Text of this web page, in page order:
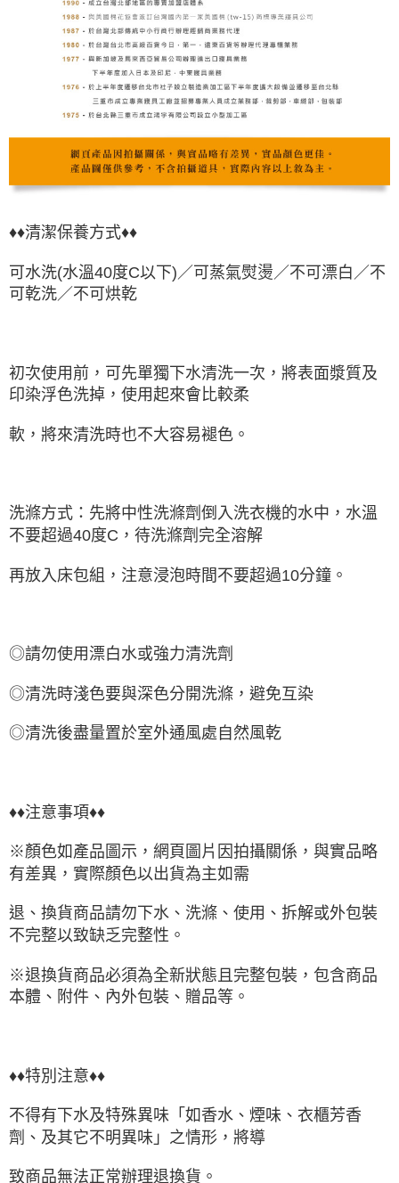
♦♦清潔保養方式♦♦
可水洗(水溫40度C以下)／可蒸氣熨燙／不可漂白／不
可乾洗／不可烘乾
初次使用前，可先單獨下水清洗一次，將表面漿質及
印染浮色洗掉，使用起來會比較柔
軟，將來清洗時也不大容易褪色。
洗滌方式：先將中性洗滌劑倒入洗衣機的水中，水溫
不要超過40度C，待洗滌劑完全溶解
再放入床包組，注意浸泡時間不要超過10分鐘。
◎請勿使用漂白水或強力清洗劑
◎清洗時淺色要與深色分開洗滌，避免互染
◎清洗後盡量置於室外通風處自然風乾
♦♦注意事項♦♦
※顏色如產品圖示，網頁圖片因拍攝關係，與實品略
有差異，實際顏色以出貨為主如需
退、換貨商品請勿下水、洗滌、使用、拆解或外包裝
不完整以致缺乏完整性。
※退換貨商品必須為全新狀態且完整包裝，包含商品
本體、附件、內外包裝、贈品等。
♦♦特別注意♦♦
不得有下水及特殊異味「如香水、煙味、衣櫃芳香
劑、及其它不明異味」之情形，將導
致商品無法正常辦理退換貨。